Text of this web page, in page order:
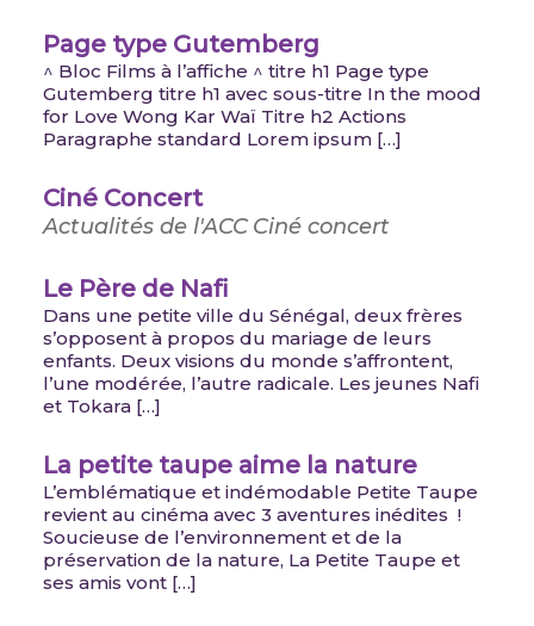
Page type Gutemberg
^ Bloc Films à l’affiche ^ titre h1 Page type
Gutemberg titre h1 avec sous-titre In the mood
for Love Wong Kar Waï Titre h2 Actions
Paragraphe standard Lorem ipsum […]
Ciné Concert
Actualités de l'ACC Ciné concert
Le Père de Nafi
Dans une petite ville du Sénégal, deux frères
s’opposent à propos du mariage de leurs
enfants. Deux visions du monde s’affrontent,
l’une modérée, l’autre radicale. Les jeunes Nafi
et Tokara […]
La petite taupe aime la nature
L’emblématique et indémodable Petite Taupe
revient au cinéma avec 3 aventures inédites !
Soucieuse de l’environnement et de la
préservation de la nature, La Petite Taupe et
ses amis vont […]